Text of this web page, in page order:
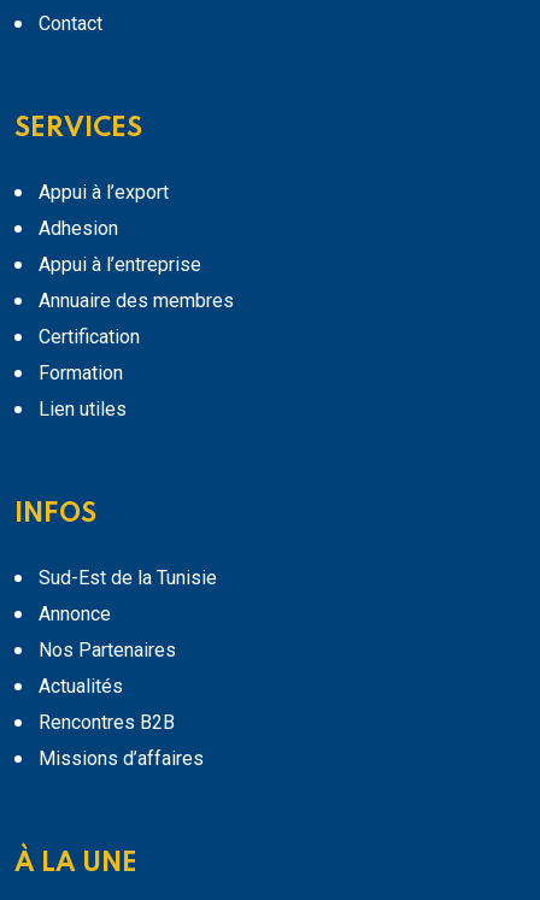
Contact
SERVICES
Appui à l’export
Adhesion
Appui à l’entreprise
Annuaire des membres
Certification
Formation
Lien utiles
INFOS
Sud-Est de la Tunisie
Annonce
Nos Partenaires
Actualités
Rencontres B2B
Missions d’affaires
À LA UNE